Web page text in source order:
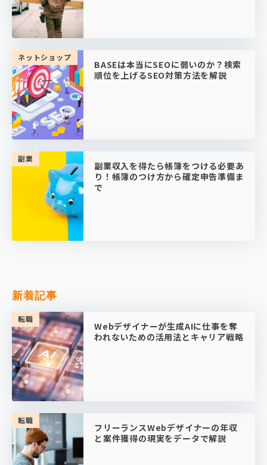
ネットショップ
BASEは本当にSEOに弱いのか？検索
順位を上げるSEO対策方法を解説
副業
副業収入を得たら帳簿をつける必要あ
り！帳簿のつけ方から確定申告準備ま
で
新着記事
転職
Webデザイナーが生成AIに仕事を奪
われないための活用法とキャリア戦略
転職
フリーランスWebデザイナーの年収
と案件獲得の現実をデータで解説